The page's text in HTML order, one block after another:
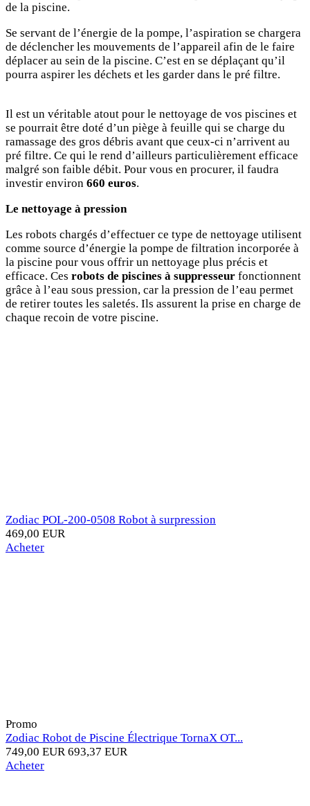
de la piscine.
Se servant de l’énergie de la pompe, l’aspiration se chargera
de déclencher les mouvements de l’appareil afin de le faire
déplacer au sein de la piscine. C’est en se déplaçant qu’il
pourra aspirer les déchets et les garder dans le pré filtre.
Il est un véritable atout pour le nettoyage de vos piscines et
se pourrait être doté d’un piège à feuille qui se charge du
ramassage des gros débris avant que ceux-ci n’arrivent au
pré filtre. Ce qui le rend d’ailleurs particulièrement efficace
malgré son faible débit. Pour vous en procurer, il faudra
investir environ 660 euros.
Le nettoyage à pression
Les robots chargés d’effectuer ce type de nettoyage utilisent
comme source d’énergie la pompe de filtration incorporée à
la piscine pour vous offrir un nettoyage plus précis et
efficace. Ces robots de piscines à suppresseur fonctionnent
grâce à l’eau sous pression, car la pression de l’eau permet
de retirer toutes les saletés. Ils assurent la prise en charge de
chaque recoin de votre piscine.
Zodiac POL-200-0508 Robot à surpression
469,00 EUR
Acheter
Promo
Zodiac Robot de Piscine Électrique TornaX OT...
749,00 EUR 693,37 EUR
Acheter